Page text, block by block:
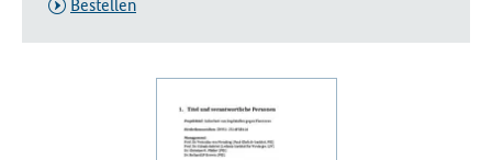
Bestellen